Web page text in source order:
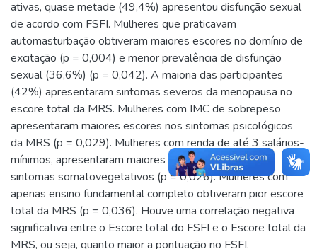
ativas, quase metade (49,4%) apresentou disfunção sexual
de acordo com FSFI. Mulheres que praticavam
automasturbação obtiveram maiores escores no domínio de
excitação (p = 0,004) e menor prevalência de disfunção
sexual (36,6%) (p = 0,042). A maioria das participantes
(42%) apresentaram sintomas severos da menopausa no
escore total da MRS. Mulheres com IMC de sobrepeso
apresentaram maiores escores nos sintomas psicológicos
da MRS (p = 0,029). Mulheres com renda de até 3 salários-
mínimos, apresentaram maiores escores da MRS nos
sintomas somatovegetativos (p = 0,026). Mulheres com
apenas ensino fundamental completo obtiveram pior escore
total da MRS (p = 0,036). Houve uma correlação negativa
significativa entre o Escore total do FSFI e o Escore total da
MRS, ou seja, quanto maior a pontuação no FSFI,